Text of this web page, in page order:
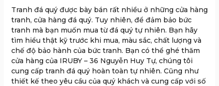
Tranh đá quý được bày bán rất nhiều ở những cửa hàng
tranh, cửa hàng đá quý. Tuy nhiên, để đảm bảo bức
tranh mà bạn muốn mua từ đá quý tự nhiên. Bạn hãy
tìm hiểu thật kỹ trước khi mua, màu sắc, chất lượng và
chế độ bảo hành của bức tranh. Bạn có thể ghé thăm
cửa hàng của IRUBY – 36 Nguyễn Huy Tự, chúng tôi
cung cấp tranh đá quý hoàn toàn tự nhiên. Cũng như
thiết kế theo yêu cầu của quý khách và cung cấp với số